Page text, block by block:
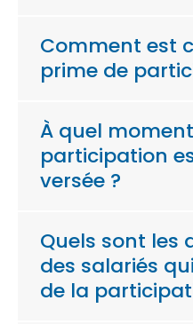
Comment est
prime de
À quel
participation
versée ?
Quels sont les
des salariés
de la